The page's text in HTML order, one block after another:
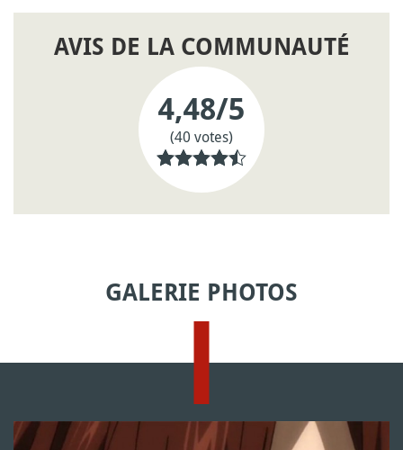
AVIS DE LA COMMUNAUTÉ
4,48/5
(40 votes)
GALERIE PHOTOS